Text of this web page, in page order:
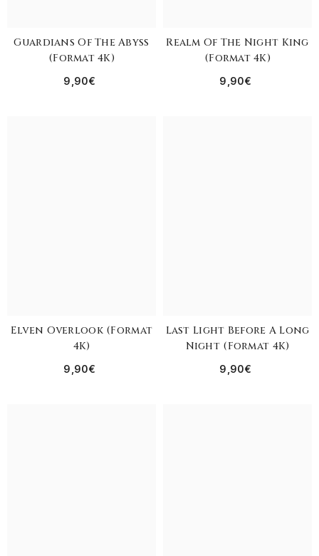
Guardians Of The Abyss
(format 4K)
9,90€
Realm Of The Night King
(format 4K)
9,90€
Elven Overlook (format
4K)
9,90€
Last Light Before A Long
Night (format 4K)
9,90€